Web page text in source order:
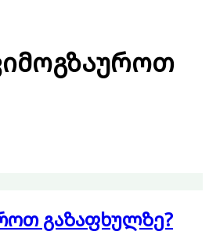
გაზაფხულზე?